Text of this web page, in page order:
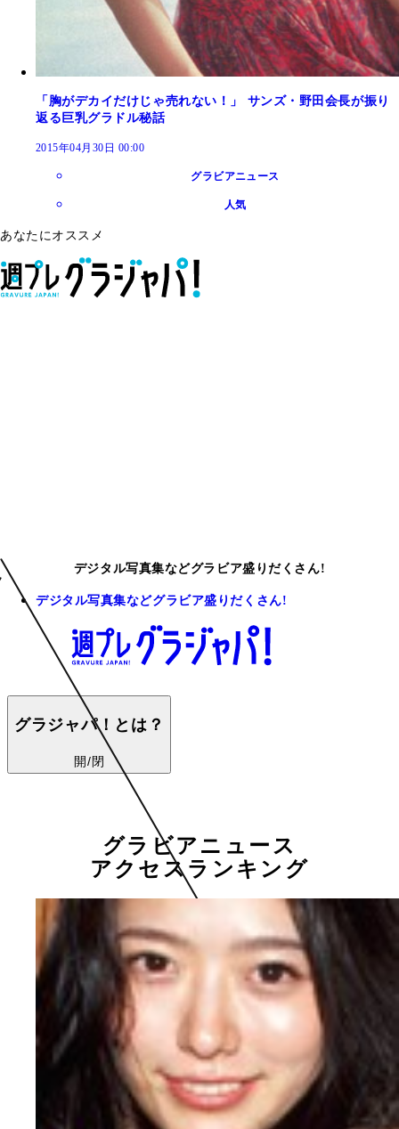
「胸がデカイだけじゃ売れない！」 サンズ・野田会長が振り
返る巨乳グラドル秘話
2015年04月30日 00:00
グラビアニュース
人気
あなたにオススメ
デジタル写真集などグラビア盛りだくさん!
デジタル写真集などグラビア盛りだくさん!
グラジャパ！とは？
開/閉
グラビアニュース
アクセスランキング